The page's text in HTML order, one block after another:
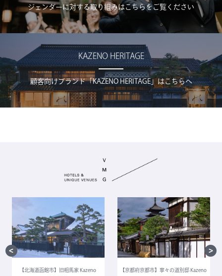
ジェンダーに対する取り組みはこちらをご覧ください
KAZENO HERITAGE
顧客向けブランド「KAZENO HERITAGE」はこちらへ
【北海道函館市】旧相馬家 Kazeno
【京都府京都市】寧々の道別邸 Kazeno